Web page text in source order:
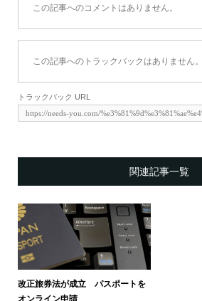
この記事へのコメントはありません。
この記事へのトラックバックはありません。
トラックバック URL
関連記事一覧
改正旅券法が成立 パスポートを